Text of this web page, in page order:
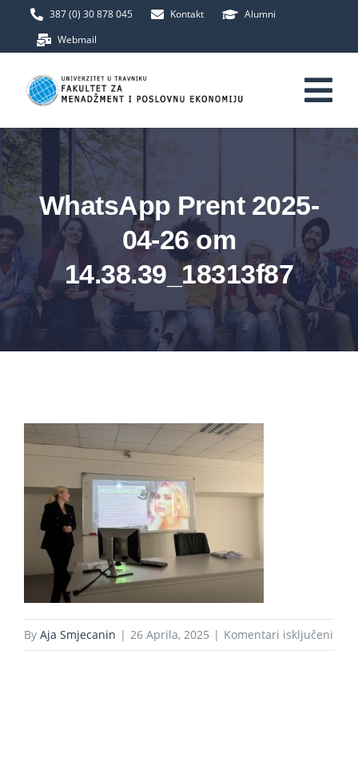
387 (0) 30 878 045 Kontakt
Alumni
Webmail
Početna
Fakultet
Upis
Studij
Međunarodna saradnja
WhatsApp Prent 2025-
04-26 om
14.38.39_18313f87
By Aja Smjecanin | 26 Aprila, 2025 | Komentari isključeni